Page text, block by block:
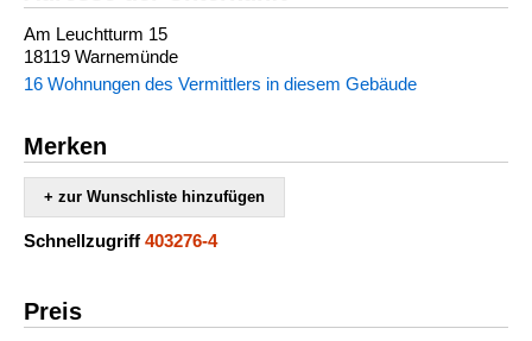
Am Leuchtturm 15
18119 Warnemünde
16 Wohnungen des Vermittlers in diesem Gebäude
Merken
+ zur Wunschliste hinzufügen
Schnellzugriff 403276-4
Preis